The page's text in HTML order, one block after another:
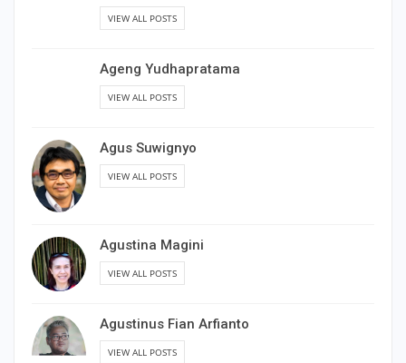
VIEW ALL POSTS
Ageng Yudhapratama
VIEW ALL POSTS
Agus Suwignyo
VIEW ALL POSTS
Agustina Magini
VIEW ALL POSTS
Agustinus Fian Arfianto
VIEW ALL POSTS